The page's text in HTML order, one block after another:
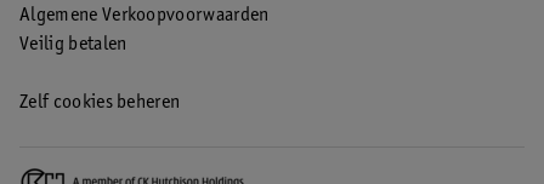
Algemene Verkoopvoorwaarden
Veilig betalen
Zelf cookies beheren